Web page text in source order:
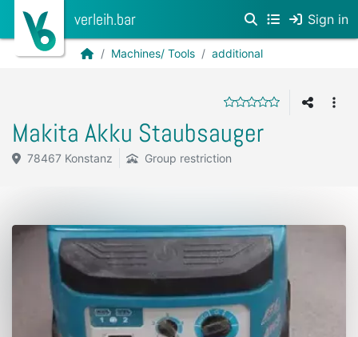
verleih.bar Sign in
Machines/ Tools additional
Makita Akku Staubsauger
78467 Konstanz Group restriction